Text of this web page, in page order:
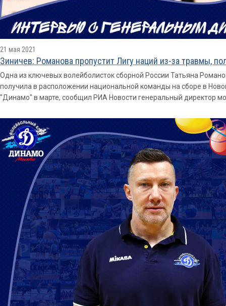
21 мая 2021
Зиничев: Романова пропустит Лигу наций из-за травмы,
Одна из ключевых волейболисток сборной России Татьяна
получила в расположении национальной команды на сборе в
"Динамо" в марте, сообщил РИА Новости генеральный директор